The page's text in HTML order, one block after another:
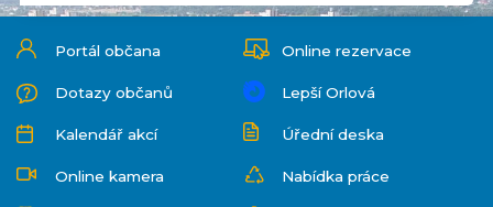
Portál občana Online rezervace
Dotazy občanů Lepší Orlová
Kalendář akcí Úřední deska
Online kamera Nabídka práce